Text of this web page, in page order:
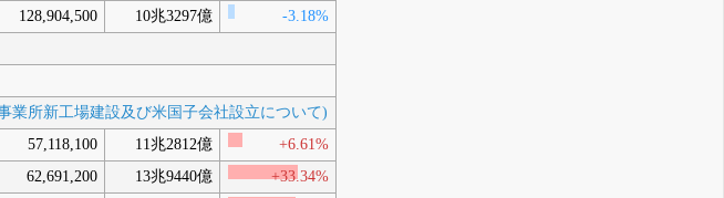
128,904,500 10兆3297億
-3.18%
業所新工場建設及び米国子会社設立について)
57,118,100 11兆2812億
+6.61%
62,691,200 13兆9440億 +33.34%